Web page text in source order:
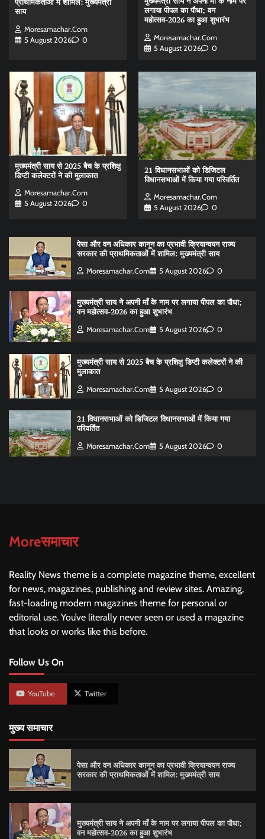
साय
Moresamachar.com
5 August 2026
0
लगाया पीपल का पौधा; वन
महोत्सव-2026 का हुआ शुभारंभ
Moresamachar.com
5 August 2026
0
मुख्यमंत्री साय से 2025 बैच के प्रशिक्षु
डिप्टी कलेक्टरों ने की मुलाकात
Moresamachar.com
5 August 2026
0
21 विधानसभाओं को डिजिटल
विधानसभाओं में किया गया परिवर्तित
Moresamachar.com
5 August 2026
0
पेसा और वन अधिकार कानून का प्रभावी क्रियान्वयन राज्य
सरकार की प्राथमिकताओं में शामिल: मुख्यमंत्री साय
Moresamachar.com 5 August 2026 0
मुख्यमंत्री साय ने अपनी माँ के नाम पर लगाया पीपल का पौधा;
वन महोत्सव-2026 का हुआ शुभारंभ
Moresamachar.com 5 August 2026 0
मुख्यमंत्री साय से 2025 बैच के प्रशिक्षु डिप्टी कलेक्टरों ने की
मुलाकात
Moresamachar.com 5 August 2026 0
21 विधानसभाओं को डिजिटल विधानसभाओं में किया गया
परिवर्तित
Moresamachar.com 5 August 2026 0
Moreसमाचार
Reality News theme is a complete magazine theme, excellent
for news, magazines, publishing and review sites. Amazing,
fast-loading modern magazines theme for personal or
editorial use. You’ve literally never seen or used a magazine
that looks or works like this before.
Follow Us On
YouTube Twitter
मुख्य समाचार
पेसा और वन अधिकार कानून का प्रभावी क्रियान्वयन राज्य
सरकार की प्राथमिकताओं में शामिल: मुख्यमंत्री साय
मुख्यमंत्री साय ने अपनी माँ के नाम पर लगाया पीपल का पौधा;
वन महोत्सव-2026 का हुआ शुभारंभ